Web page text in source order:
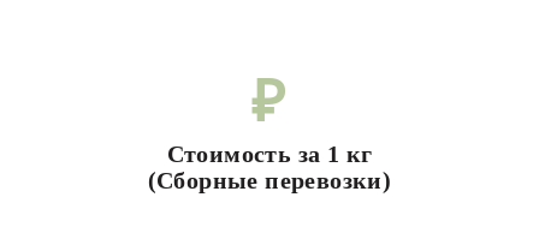
₽
Стоимость за 1 кг
(Сборные перевозки)